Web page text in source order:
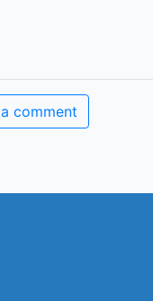
comment